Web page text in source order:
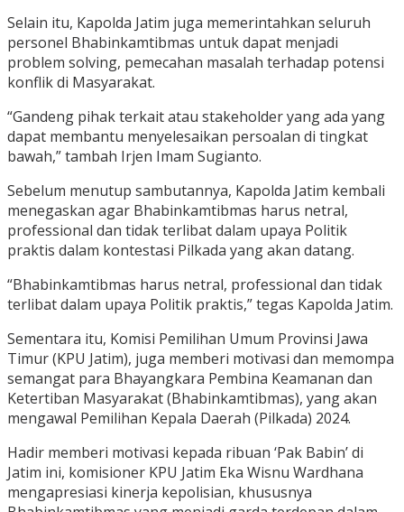
Selain itu, Kapolda Jatim juga memerintahkan seluruh
personel Bhabinkamtibmas untuk dapat menjadi
problem solving, pemecahan masalah terhadap potensi
konflik di Masyarakat.
“Gandeng pihak terkait atau stakeholder yang ada yang
dapat membantu menyelesaikan persoalan di tingkat
bawah,” tambah Irjen Imam Sugianto.
Sebelum menutup sambutannya, Kapolda Jatim kembali
menegaskan agar Bhabinkamtibmas harus netral,
professional dan tidak terlibat dalam upaya Politik
praktis dalam kontestasi Pilkada yang akan datang.
“Bhabinkamtibmas harus netral, professional dan tidak
terlibat dalam upaya Politik praktis,” tegas Kapolda Jatim.
Sementara itu, Komisi Pemilihan Umum Provinsi Jawa
Timur (KPU Jatim), juga memberi motivasi dan memompa
semangat para Bhayangkara Pembina Keamanan dan
Ketertiban Masyarakat (Bhabinkamtibmas), yang akan
mengawal Pemilihan Kepala Daerah (Pilkada) 2024.
Hadir memberi motivasi kepada ribuan ‘Pak Babin’ di
Jatim ini, komisioner KPU Jatim Eka Wisnu Wardhana
mengapresiasi kinerja kepolisian, khususnya